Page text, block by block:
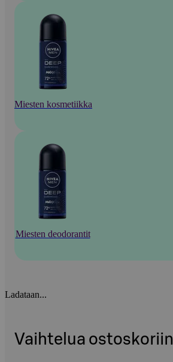
Miesten kosmetiikka
Miesten deodorantit
Ladataan...
Vaihtelua ostoskoriin